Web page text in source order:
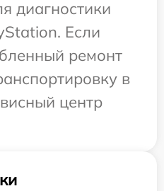
диагностики
Если
ремонт
в
центр